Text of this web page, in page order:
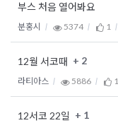
부스 처음 열어봐요
분홍시 5374 1
12월 서코때 + 2
라티아스 5886 1
12서코 22일 + 1